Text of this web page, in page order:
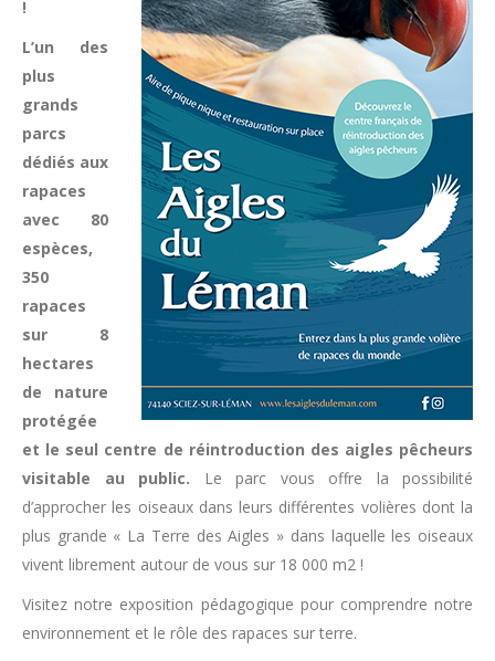
!
L’un des
plus
grands
parcs
dédiés aux
rapaces
avec 80
espèces,
350
rapaces
sur 8
hectares
de nature
protégée
et le seul centre de réintroduction des aigles pêcheurs
visitable au public. Le parc vous offre la possibilité
d’approcher les oiseaux dans leurs différentes volières dont la
plus grande « La Terre des Aigles » dans laquelle les oiseaux
vivent librement autour de vous sur 18 000 m2 !
Visitez notre exposition pédagogique pour comprendre notre
environnement et le rôle des rapaces sur terre.